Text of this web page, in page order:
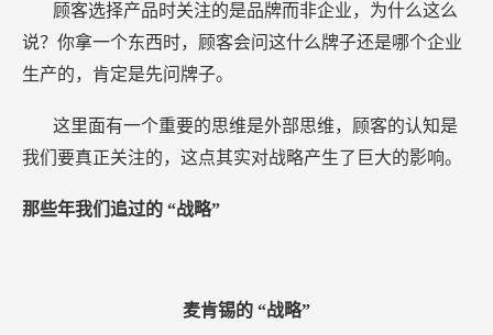
顾客选择产品时关注的是品牌而非企业，为什么这么
说？你拿一个东西时，顾客会问这什么牌子还是哪个企业
生产的，肯定是先问牌子。
这里面有一个重要的思维是外部思维，顾客的认知是
我们要真正关注的，这点其实对战略产生了巨大的影响。
那些年我们追过的 “战略”
麦肯锡的 “战略”